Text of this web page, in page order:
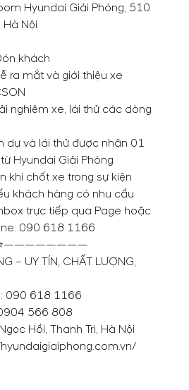
Hyundai Giải Phóng, 510
Hà Nội
khách
ra mắt và giới thiệu xe
nghiệm xe, lái thử các dòng
dự và lái thử được nhận 01
Hyundai Giải Phóng
khi chốt xe trong sự kiện
khách hàng có nhu cầu
trực tiếp qua Page hoặc
090 618 1166
– UY TÍN, CHẤT LƯỢNG,
090 618 1166
566 808
Hồi, Thanh Trì, Hà Nội